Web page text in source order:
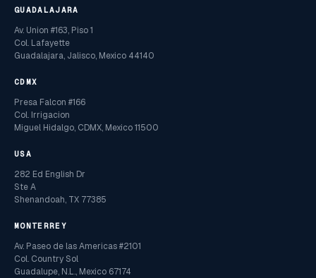
GUADALAJARA
Av. Union #163, Piso 1
Col. Lafayette
Guadalajara, Jalisco, Mexico 44140
CDMX
Presa Falcon #166
Col. Irrigacion
Miguel Hidalgo, CDMX, Mexico 11500
USA
282 Ed English Dr
Ste A
Shenandoah, TX 77385
MONTERREY
Av. Paseo de las Americas #2101
Col. Country Sol
Guadalupe, N.L., Mexico 67174